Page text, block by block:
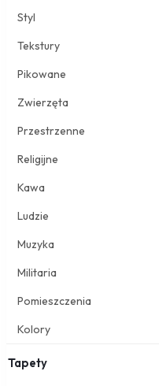
Styl
Tekstury
Pikowane
Zwierzęta
Przestrzenne
Religijne
Kawa
Ludzie
Muzyka
Militaria
Pomieszczenia
Kolory
Tapety